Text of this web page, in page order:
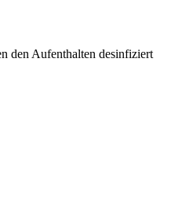
den Aufenthalten desinfiziert